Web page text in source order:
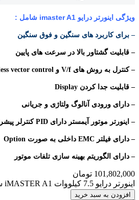
ویژگی اینورتر درایو imaster A1 شامل :
– برای کاربرد های سنگین و فوق سنگین
– قابلیت گشتاور بالا در سرعت های پایین
–کنترل به روش های V/f و Sensorless vector control و Close loop
– قابلیت جدا کردن Display
– دارای ورودی آنالوگ ولتاژی و جریانی
– اینورتر موتور آیمستر دارای PID کنترلر پیشرفته
– دارای فیلتر EMC داخلی به صورت Option
– دارای الگوریتم بهینه سازی تلفات موتور
101,802,000 تومان
اینورتر درایو 7.5 کیلووات iMASTER A1 سه فاز مدل A1-023A-4-N عدد
افزودن به سبد خرید